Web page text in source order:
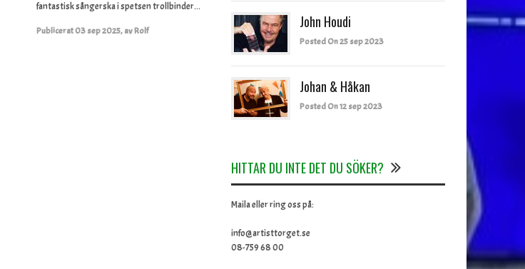
fantastisk sångerska i spetsen trollbinder...
Publicerat 03 sep 2025,avRolf
John Houdi
Posted On 25 sep 2023
Johan & Håkan
Posted On 12 sep 2023
HITTAR DU INTE DET DU SÖKER?
Maila eller ring oss på:
info@artisttorget.se
08-759 68 00